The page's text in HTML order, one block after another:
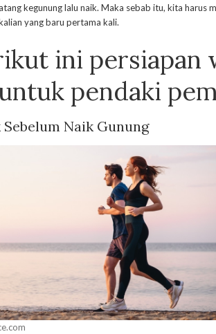
kegunung lalu naik. Maka sebab itu, kita harus
yang baru pertama kali.
ini persiapan
pendaki
Naik Gunung